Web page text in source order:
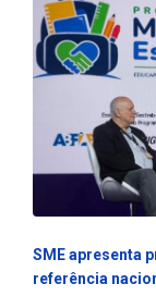
SME apresenta
referência